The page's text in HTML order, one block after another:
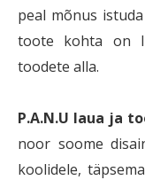
peal mõnus
toote kohta on
toodete alla.
P.A.N.U laua ja
noor soome
koolidele,